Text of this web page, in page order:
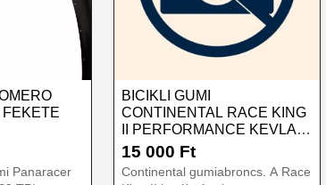
FEKETE
Panaracer
BICIKLI GUMI
CONTINENTAL RACE KING
II PERFORMANCE KEVLAR
29X2,2
15 000 Ft
Continental gumiabroncs. A Race